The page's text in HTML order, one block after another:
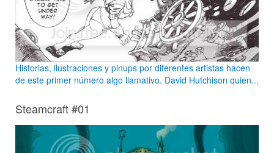
Historias, ilustraciones y pinups por diferentes artistas hacen
de este primer número algo llamativo. David Hutchison quien...
Steamcraft #01